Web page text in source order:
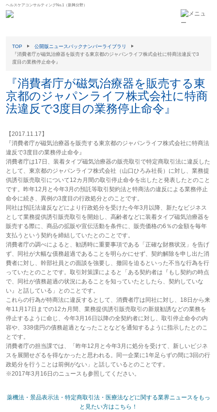
ヘルスケアコンサルティングNo.1（新興分野）
TOP
公開版ニュースバックナンバーライブラリ
『消費者庁が磁気治療器を販売する東京都のジャパンライフ株式会社に特商法違反で3
度目の業務停止命令』
『消費者庁が磁気治療器を販売する東
京都のジャパンライフ株式会社に特商
法違反で3度目の業務停止命令』
【2017.11.17】
『消費者庁が磁気治療器を販売する東京都のジャパンライフ株式会社に特商法
違反で3度目の業務停止命令』
消費者庁は17日、装着タイプ磁気治療器の販売取引で特定商取引法に違反した
として、東京都のジャパンライフ株式会社（山口ひろみ社長）に対し、業務提
供誘引販売取引について12カ月間の取引停止命令を出したと発表したとのこと
です。昨年12月と今年3月の預託等取引契約法と特商法の違反による業務停止
命令に続き、異例の3度目の行政処分とのことです。
同社は預託法違反などにより行政処分を受けた今年3月以降、新たなビジネス
として業務提供誘引販売取引を開始し、高齢者などに装着タイプ磁気治療器を
販売する際に、商品の拡販や宣伝活動を条件に、販売価格の6％の金額を毎年
支払うという契約を締結していたとのことです。
消費者庁の調べによると、勧誘時に重要事項である「正確な財務状況」を告げ
ず、同社が大幅な債務超過であることを明らかにせず、契約解除を申し出た消
費者に対し、幹部社員との面談を強要し、撤回を迫るといった不当な行為を行
っていたとのことです。取引対策課によると「ある契約者は『もし契約の時点
で、同社が債務超過の状況にあることを知っていたとしたら、契約していな
い』と話している」とのことです。
これらの行為が特商法に違反するとして、消費者庁は同社に対し、18日から来
年11月17日までの12カ月間、業務提供誘引販売取引の新規勧誘などの業務を
停止するように命じ、今年3月16日以降の全契約者に対し、取引停止命令の内
容や、338億円の債務超過となったことなどを通知するように指示したとのこ
とです。
消費者庁の担当課では、「昨年12月と今年3月に処分を受けて、新しいビジネ
スを展開せざるを得なかったと思われる。同一企業に1年足らずの間に3回の行
政処分を行うことは前例がない」と話しているとのことです。
※2017年3月16日のニュースも参照してください。
薬機法・景品表示法・特定商取引法・医療法などに関する業界ニュースをもっ
と見たい方はこちら！